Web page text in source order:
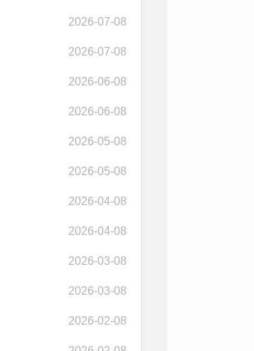
2026-07-08
2026-07-08
2026-06-08
2026-06-08
2026-05-08
2026-05-08
2026-04-08
2026-04-08
2026-03-08
2026-03-08
2026-02-08